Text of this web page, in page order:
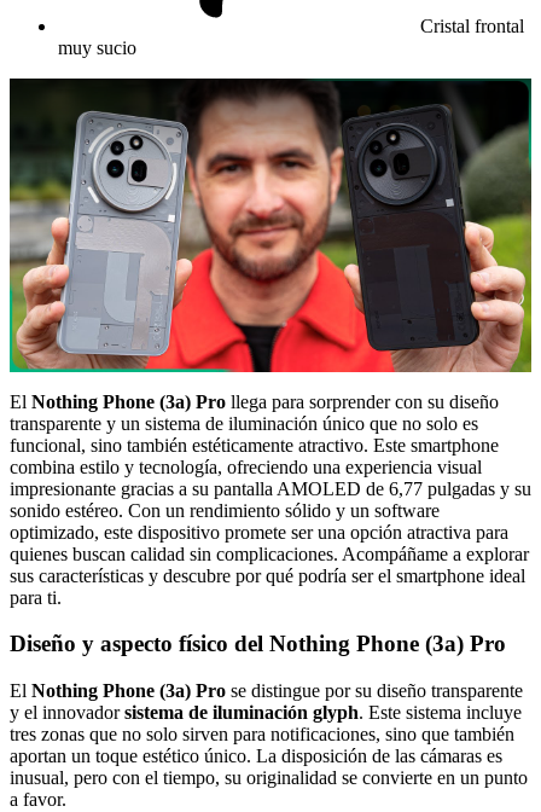
Cristal frontal
muy sucio
El Nothing Phone (3a) Pro llega para sorprender con su diseño
transparente y un sistema de iluminación único que no solo es
funcional, sino también estéticamente atractivo. Este smartphone
combina estilo y tecnología, ofreciendo una experiencia visual
impresionante gracias a su pantalla AMOLED de 6,77 pulgadas y su
sonido estéreo. Con un rendimiento sólido y un software
optimizado, este dispositivo promete ser una opción atractiva para
quienes buscan calidad sin complicaciones. Acompáñame a explorar
sus características y descubre por qué podría ser el smartphone ideal
para ti.
Diseño y aspecto físico del Nothing Phone (3a) Pro
El Nothing Phone (3a) Pro se distingue por su diseño transparente
y el innovadorsistema de iluminación glyph. Este sistema incluye
tres zonas que no solo sirven para notificaciones, sino que también
aportan un toque estético único. La disposición de las cámaras es
inusual, pero con el tiempo, su originalidad se convierte en un punto
a favor.